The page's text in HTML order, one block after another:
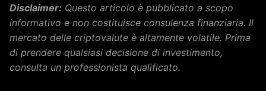
Disclaimer: Questo articolo è pubblicato a scopo
informativo e non costituisce consulenza finanziaria. Il
mercato delle criptovalute è altamente volatile. Prima
di prendere qualsiasi decisione di investimento,
consulta un professionista qualificato.